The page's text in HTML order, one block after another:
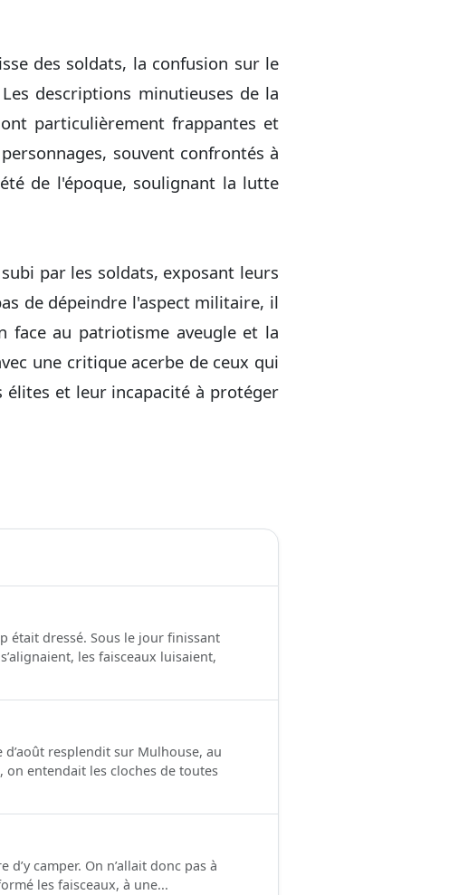
des soldats, la confusion sur le
descriptions minutieuses de la
particulièrement frappantes et
souvent confrontés à
de l'époque, soulignant la lutte
par les soldats, exposant leurs
de dépeindre l'aspect militaire, il
face au patriotisme aveugle et la
une critique acerbe de ceux qui
élites et leur incapacité à protéger
était dressé. Sous le jour finissant
les faisceaux luisaient,
resplendit sur Mulhouse, au
entendait les cloches de toutes
camper. On n’allait donc pas à
les faisceaux, à une...